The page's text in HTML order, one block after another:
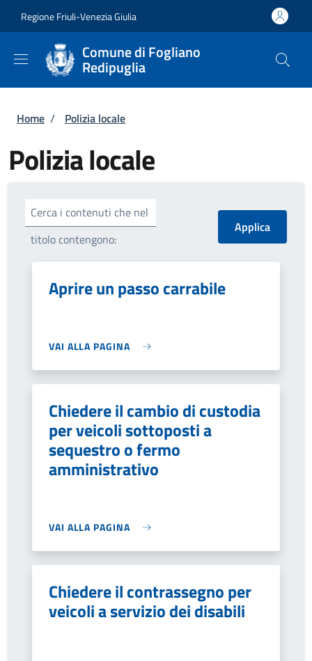
Regione Friuli-Venezia Giulia
Comune di Fogliano
Redipuglia
Briciole di pane
Home / Polizia locale
Polizia locale
Cerca i contenuti che nel
titolo contengono:
Aprire un passo carrabile
VAI ALLA PAGINA
Chiedere il cambio di custodia
per veicoli sottoposti a
sequestro o fermo
amministrativo
VAI ALLA PAGINA
Chiedere il contrassegno per
veicoli a servizio dei disabili